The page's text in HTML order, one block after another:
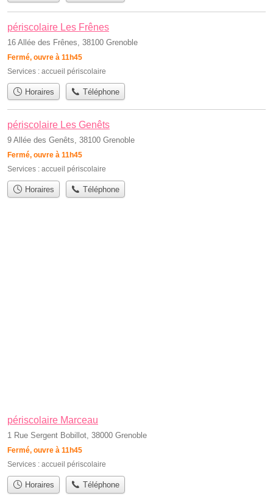
périscolaire Les Frênes
16 Allée des Frênes, 38100 Grenoble
Fermé, ouvre à 11h45
Services : accueil périscolaire
Horaires Téléphone
périscolaire Les Genêts
9 Allée des Genêts, 38100 Grenoble
Fermé, ouvre à 11h45
Services : accueil périscolaire
Horaires Téléphone
périscolaire Marceau
1 Rue Sergent Bobillot, 38000 Grenoble
Fermé, ouvre à 11h45
Services : accueil périscolaire
Horaires Téléphone